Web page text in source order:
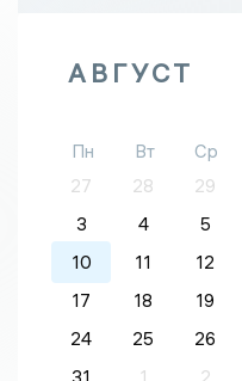
АВГУСТ
Пн Вт Ср
27
28 29
3
4 5
10
11 12
17
18 19
24
25 26
31
1 2